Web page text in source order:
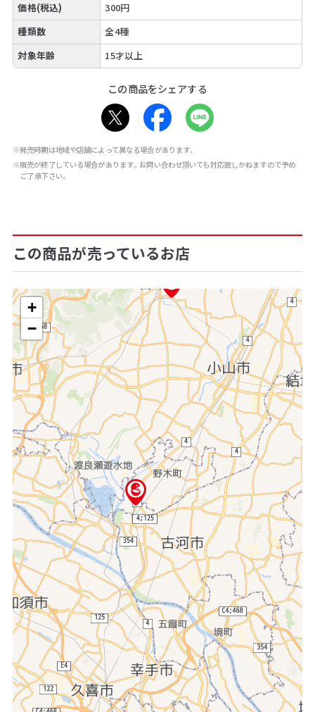
価格(税込)
300円
種類数
全4種
対象年齢
15才以上
この商品をシェアする
※発売時期は地域や店舗によって異なる場合があります。
※販売が終了している場合があります。お問い合わせ頂いても対応致しかねますので予め
ご了承下さい。
この商品が売っているお店
+
−